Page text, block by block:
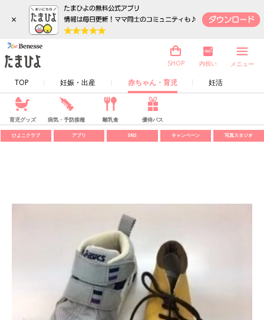
×
TOP 妊娠・出産 赤ちゃん・育児 妊活
SHOP 内祝い メニュー
育児グッズ 病気・予防接種 離乳食 優待パス
ひよこクラブ アプリ SNS キャンペーン 写真スタジオ